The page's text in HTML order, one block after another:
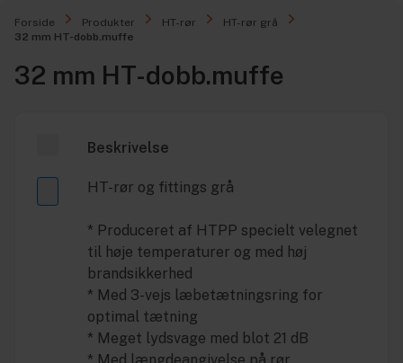
Forside Produkter HT-rør
HT-rør grå
32 mm HT-dobb.muffe
32 mm HT-dobb.muffe
Beskrivelse
HT-rør og fittings grå
* Produceret af HTPP specielt velegnet
til høje temperaturer og med høj
brandsikkerhed
* Med 3-vejs læbetætningsring for
optimal tætning
* Meget lydsvage med blot 21 dB